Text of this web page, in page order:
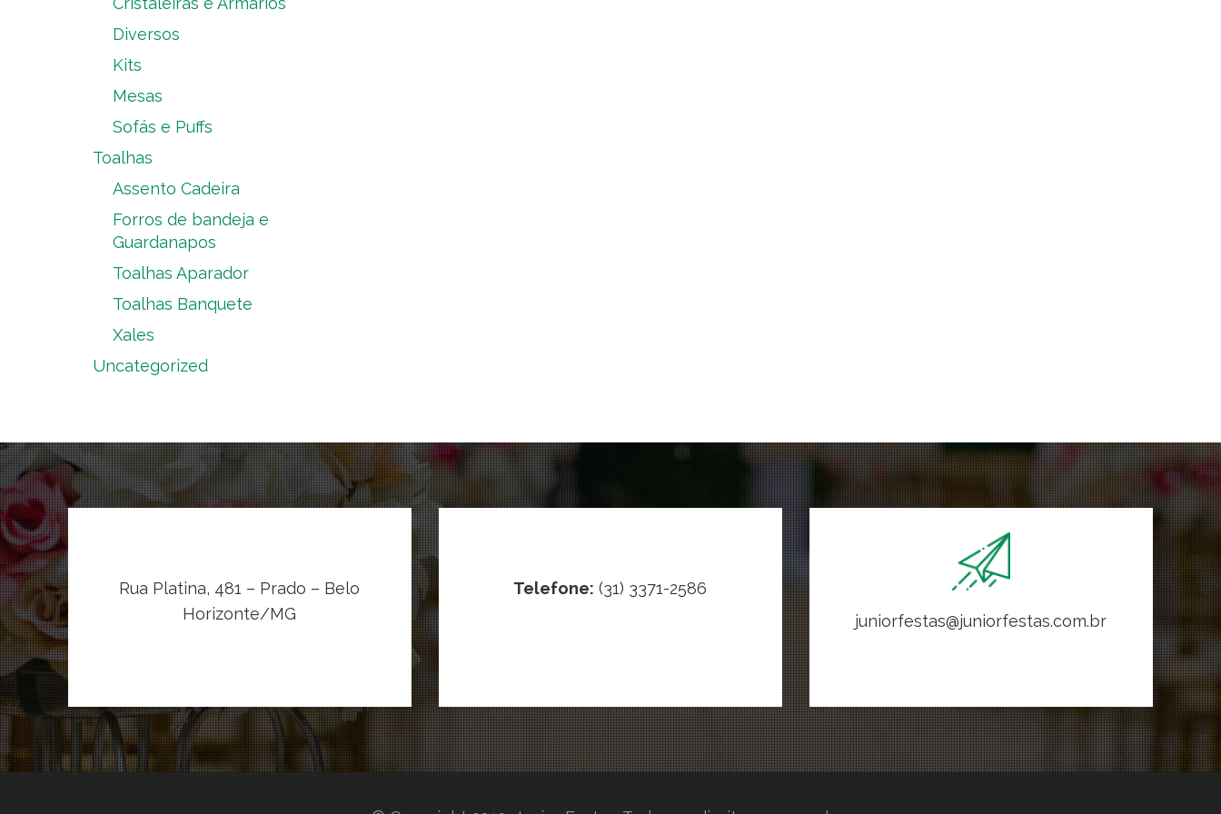
Diversos
Kits
Mesas
Sofás e Puffs
Toalhas
Assento Cadeira
Forros de bandeja e
Guardanapos
Toalhas Aparador
Toalhas Banquete
Xales
Uncategorized
Rua Platina, 481 – Prado – Belo
Horizonte/MG
Telefone: (31) 3371-2586
juniorfestas@juniorfestas.com.br